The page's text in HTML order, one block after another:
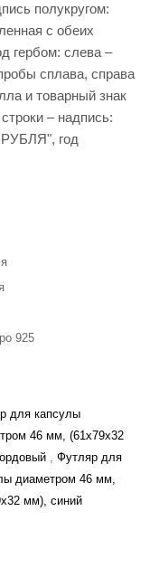
полукругом:
с обеих
гербом: слева –
сплава, справа
и товарный знак
– надпись:
год
925
для капсулы
46 мм, (61х79х32
, Футляр для
диаметром 46 мм,
мм), синий